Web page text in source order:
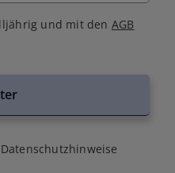
und mit den AGB